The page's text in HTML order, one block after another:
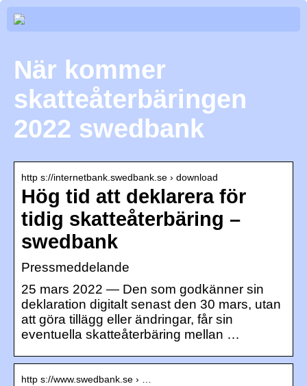
När kommer
skatteåterbäringen
2022 swedbank
http s://internetbank.swedbank.se › download
Hög tid att deklarera för
tidig skatteåterbäring –
swedbank
Pressmeddelande
25 mars 2022 — Den som godkänner sin
deklaration digitalt senast den 30 mars, utan
att göra tillägg eller ändringar, får sin
eventuella skatteåterbäring mellan …
http s://www.swedbank.se › …